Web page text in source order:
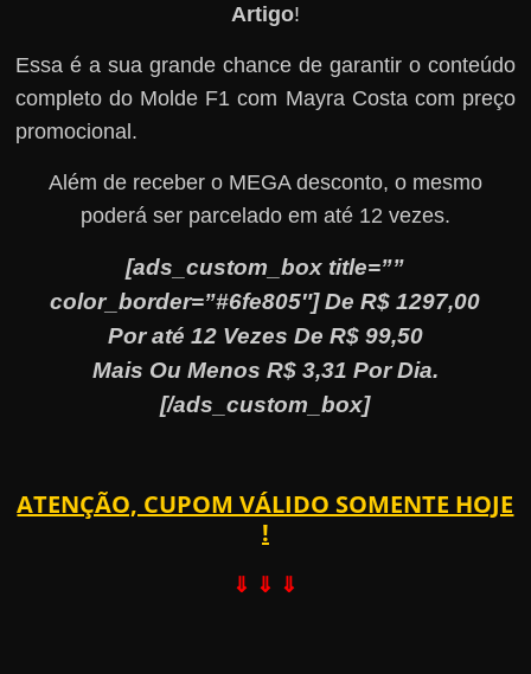
Artigo!
Essa é a sua grande chance de garantir o conteúdo
completo do Molde F1 com Mayra Costa com preço
promocional.
Além de receber o MEGA desconto, o mesmo
poderá ser parcelado em até 12 vezes.
[ads_custom_box title=””
color_border=”#6fe805″] De R$ 1297,00
Por até 12 Vezes De R$ 99,50
Mais Ou Menos R$ 3,31 Por Dia.
[/ads_custom_box]
ATENÇÃO, CUPOM VÁLIDO SOMENTE HOJE
!
⇓ ⇓ ⇓